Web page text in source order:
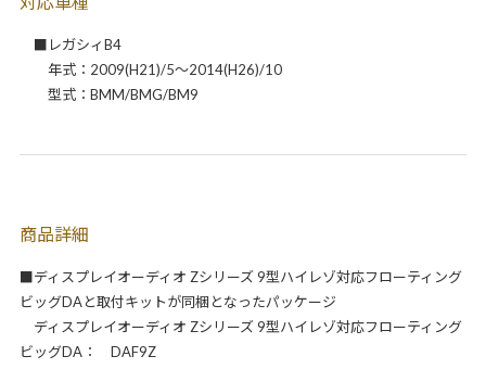
■レガシィB4
年式：2009(H21)/5～2014(H26)/10
型式：BMM/BMG/BM9
商品詳細
■ディスプレイオーディオ Zシリーズ 9型ハイレゾ対応フローティング
ビッグDAと取付キットが同梱となったパッケージ
ディスプレイオーディオ Zシリーズ 9型ハイレゾ対応フローティング
ビッグDA： DAF9Z